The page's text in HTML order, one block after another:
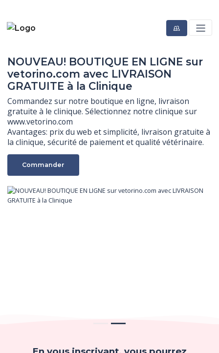
NOUVEAU! BOUTIQUE EN LIGNE sur
vetorino.com avec LIVRAISON
GRATUITE à la Clinique
Commandez sur notre boutique en ligne, livraison
gratuite à le clinique. Sélectionnez notre clinique sur
www.vetorino.com
Avantages: prix du web et simplicité, livraison gratuite à
la clinique, sécurité de paiement et qualité vétérinaire.
Commander